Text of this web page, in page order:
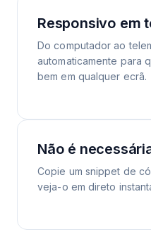
Responsivo em
Do computador ao
automaticamente para
bem em qualquer ecrã.
Não é
Copie um snippet de
veja-o em direto